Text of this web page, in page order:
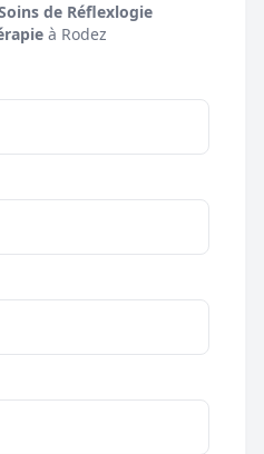
de Réflexlogie
à Rodez